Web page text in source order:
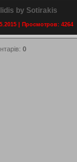
by Sotirakis
| Просмотров: 4264
: 0